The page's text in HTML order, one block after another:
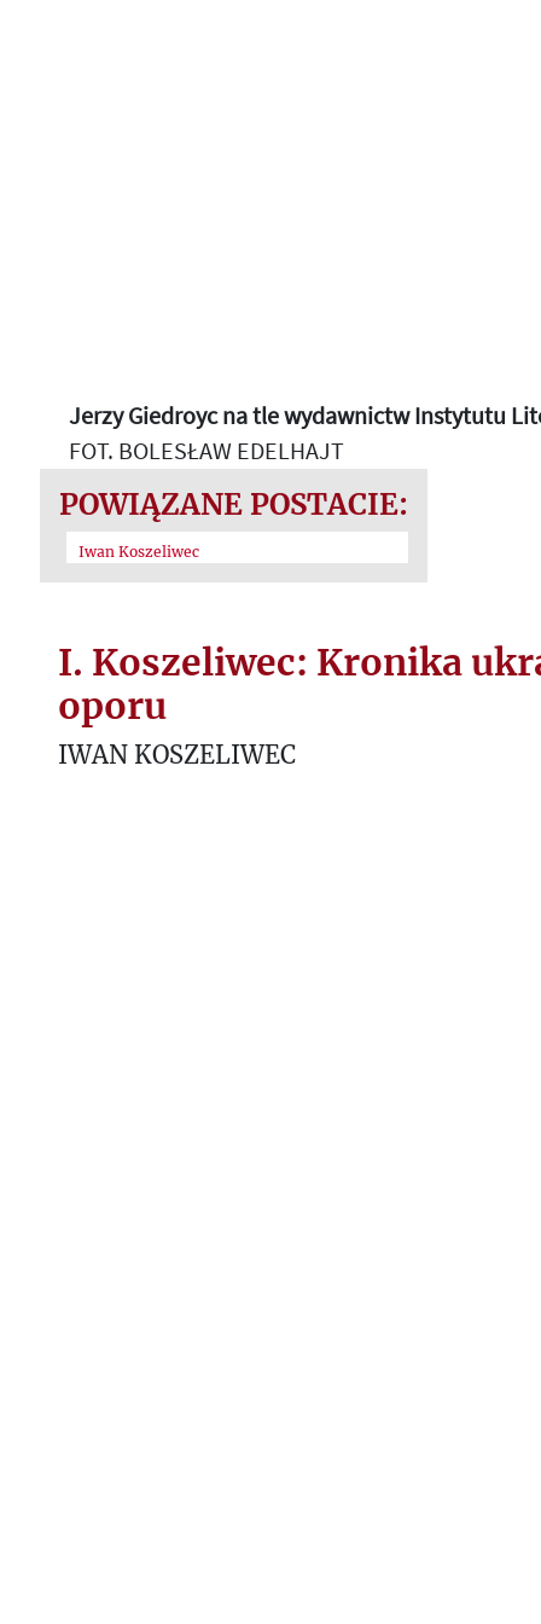
Jerzy Giedroyc na tle wydawnictw Instytutu
FOT. BOLESŁAW EDELHAJT
POWIĄZANE POSTACIE:
Iwan Koszeliwec
I. Koszeliwec: Kronika
oporu
IWAN KOSZELIWEC